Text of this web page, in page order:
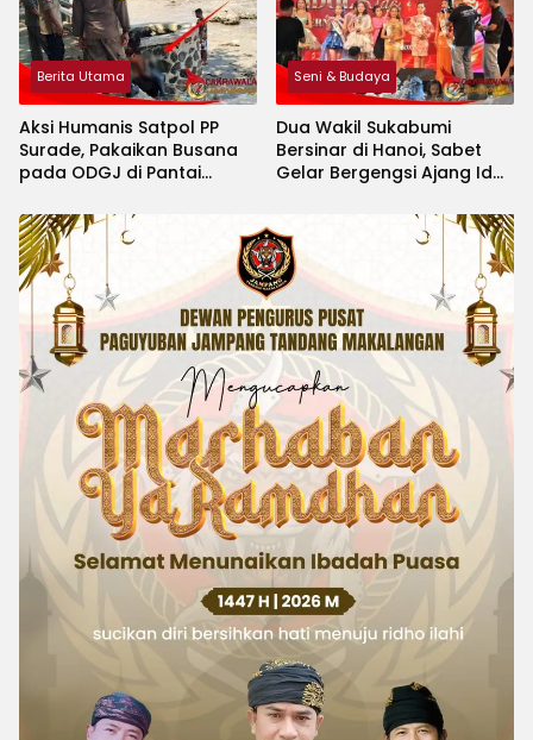
Berita Utama
Aksi Humanis Satpol PP
Surade, Pakaikan Busana
pada ODGJ di Pantai
Seni & Budaya
Dua Wakil Sukabumi
Bersinar di Hanoi, Sabet
Gelar Bergengsi Ajang Idol